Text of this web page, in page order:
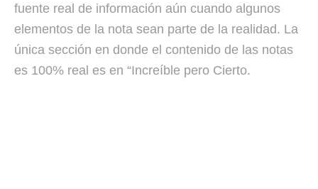
fuente real de información aún cuando algunos
elementos de la nota sean parte de la realidad. La
única sección en donde el contenido de las notas
es 100% real es en “Increíble pero Cierto.